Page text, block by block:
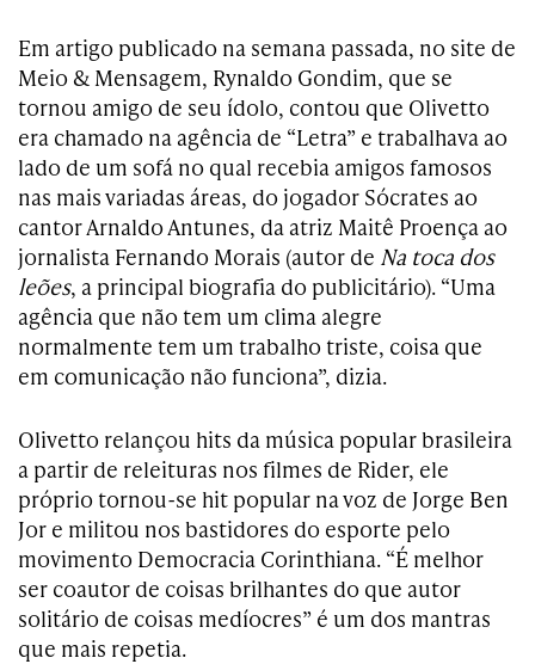
Em artigo publicado na semana passada, no site de
Meio & Mensagem, Rynaldo Gondim, que se
tornou amigo de seu ídolo, contou que Olivetto
era chamado na agência de “Letra” e trabalhava ao
lado de um sofá no qual recebia amigos famosos
nas mais variadas áreas, do jogador Sócrates ao
cantor Arnaldo Antunes, da atriz Maitê Proença ao
jornalista Fernando Morais (autor de Na toca dos
leões, a principal biografia do publicitário). “Uma
agência que não tem um clima alegre
normalmente tem um trabalho triste, coisa que
em comunicação não funciona”, dizia.
Olivetto relançou hits da música popular brasileira
a partir de releituras nos filmes de Rider, ele
próprio tornou-se hit popular na voz de Jorge Ben
Jor e militou nos bastidores do esporte pelo
movimento Democracia Corinthiana. “É melhor
ser coautor de coisas brilhantes do que autor
solitário de coisas medíocres” é um dos mantras
que mais repetia.